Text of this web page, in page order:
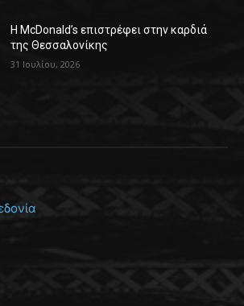
Η McDonald’s επιστρέφει στην καρδιά
της Θεσσαλονίκης
31 Ιουλίου, 2026